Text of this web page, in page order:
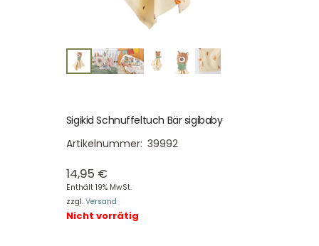
Sigikid Schnuffeltuch Bär sigibaby
Artikelnummer: 39992
14,95 €
Enthält 19% MwSt.
zzgl. Versand
Nicht vorrätig